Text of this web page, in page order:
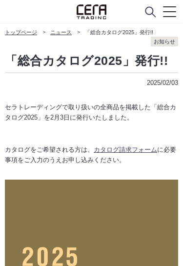
トップページ ニュース
「総合カタログ2025」発行!!
お知らせ
「総合カタログ2025」発行!!
2025/02/03
セラトレーディングで取り扱いの全商品を掲載した「総合カ
タログ2025」を2月3日に発行いたしました。
カタログをご希望される方は、 カタログ請求フォームに必要
事項をご入力のうえお申し込みください。
メンテナンスのご依頼
メンテナンスパーツショップ
instagram facebook